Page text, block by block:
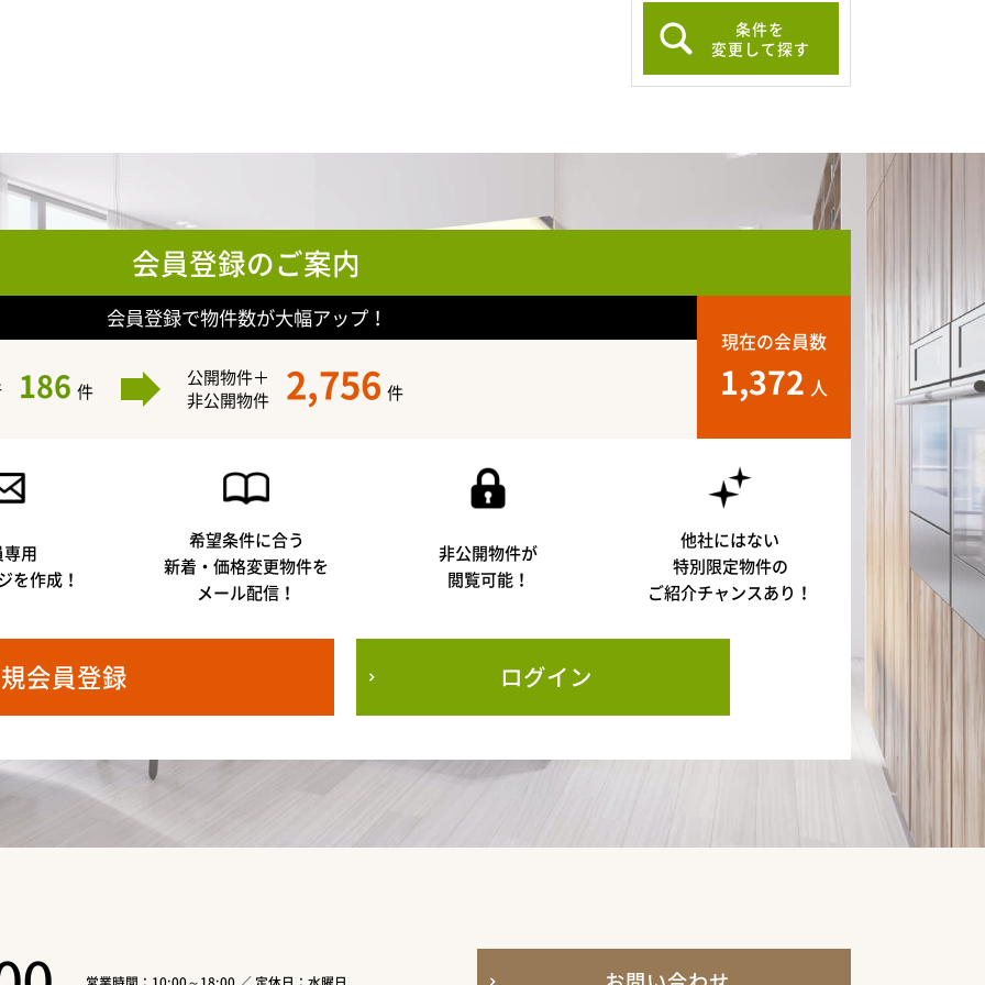
条件を
変更して探す
会員登録のご案内
会員登録で物件数が大幅アップ！
186 件
公開物件＋
非公開物件
2,756 件
現在の会員数
1,372 人
用
を作成！
希望条件に合う
新着・価格変更物件を
メール配信！
非公開物件が
閲覧可能！
他社にはない
特別限定物件の
ご紹介チャンスあり！
会員登録 ログイン